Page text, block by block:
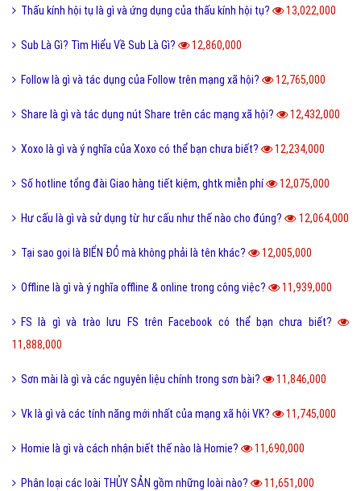
Thấu kính hội tụ là gì và ứng dụng của thấu kính hội tụ? 13,022,000
Sub Là Gì? Tìm Hiểu Về Sub Là Gì? 12,860,000
Follow là gì và tác dụng của Follow trên mạng xã hội? 12,765,000
Share là gì và tác dụng nút Share trên các mạng xã hội? 12,432,000
Xoxo là gì và ý nghĩa của Xoxo có thể bạn chưa biết? 12,234,000
Số hotline tổng đài Giao hàng tiết kiệm, ghtk miễn phí 12,075,000
Hư cấu là gì và sử dụng từ hư cấu như thế nào cho đúng? 12,064,000
Tại sao gọi là BIỂN ĐỎ mà không phải là tên khác? 12,005,000
Offline là gì và ý nghĩa offline & online trong công việc? 11,939,000
FS là gì và trào lưu FS trên Facebook có thể bạn chưa biết?
11,888,000
Sơn mài là gì và các nguyên liệu chính trong sơn bài? 11,846,000
Vk là gì và các tính năng mới nhất của mạng xã hội VK? 11,745,000
Homie là gì và cách nhận biết thế nào là Homie? 11,690,000
Phân loại các loài THỦY SẢN gồm những loài nào? 11,651,000